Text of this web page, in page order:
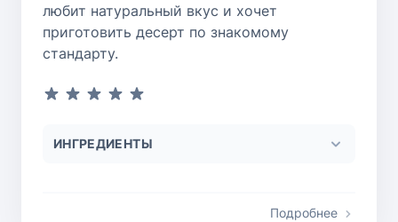
любит натуральный вкус и хочет
приготовить десерт по знакомому
стандарту.
ИНГРЕДИЕНТЫ
Подробнее